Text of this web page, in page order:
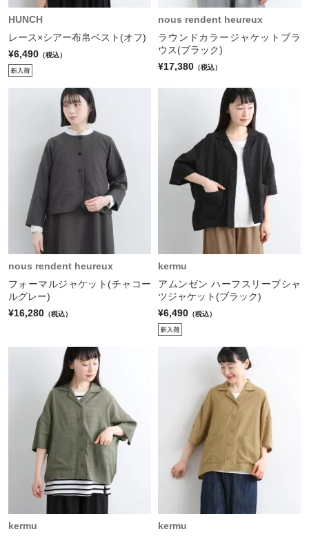
HUNCH
レース×シアー布帛ベスト(オフ)
¥6,490 （税込）
nous rendent heureux
ラウンドカラージャケットブラ
ウス(ブラック)
¥17,380 （税込）
nous rendent heureux
フォーマルジャケット(チャコー
ルグレー)
¥16,280 （税込）
kermu
アムンゼン ハーフスリーブシャ
ツジャケット(ブラック)
¥6,490 （税込）
kermu kermu